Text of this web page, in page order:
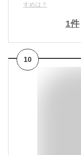
すめは？
1件
10